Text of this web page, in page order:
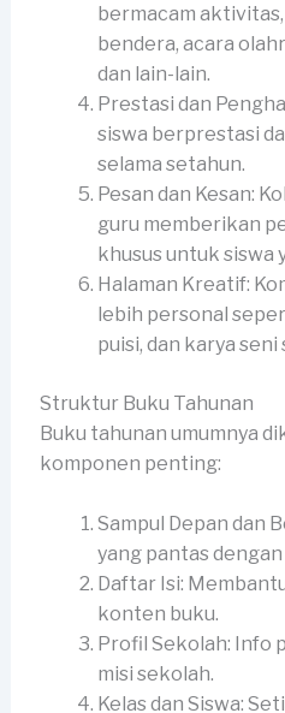
bermacam
bendera, acara
dan lain-lain.
Prestasi dan
siswa berprestasi
selama setahun.
Pesan dan Kesan:
guru memberikan
khusus untuk siswa
Halaman Kreatif:
lebih personal
puisi, dan karya seni
Struktur Buku Tahunan
Buku tahunan umumnya
komponen penting:
Sampul Depan dan
yang pantas
Daftar Isi:
konten buku.
Profil Sekolah: Info
misi sekolah.
Kelas dan Siswa: